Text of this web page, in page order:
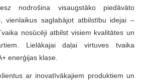
nodrošina visaugstāko piedāvāto
vienlaikus saglabājot atbilstību idejai –
nosūcēji atbilst visiem kvalitātes un
Lielākajai daļai virtuves tvaika
enerģijas klase.
ar inovatīvākajiem produktiem un